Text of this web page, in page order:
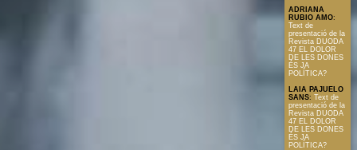
ADRIANA
RUBIO AMO:
Text de
presentació de la
Revista DUODA
47 EL DOLOR
DE LES DONES
ÉS JA
POLÍTICA?
LAIA PAJUELO
SANS: Text de
presentació de la
Revista DUODA
47 EL DOLOR
DE LES DONES
ÉS JA
POLÍTICA?